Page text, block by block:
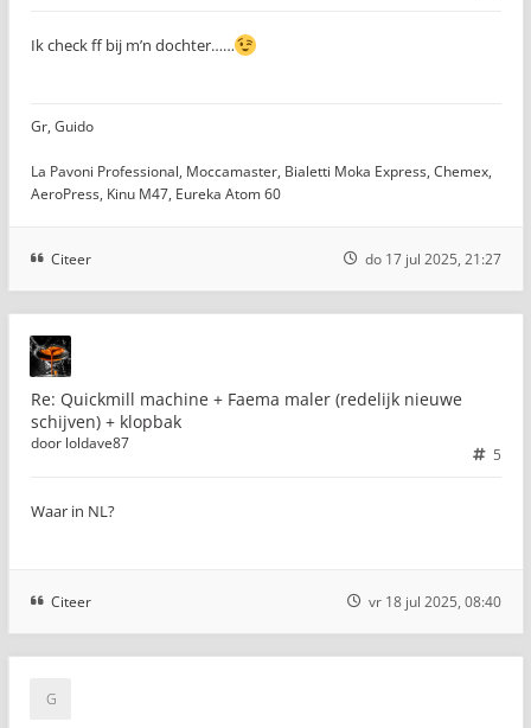
Ik check ff bij m’n dochter……
Gr, Guido
La Pavoni Professional, Moccamaster, Bialetti Moka Express, Chemex,
AeroPress, Kinu M47, Eureka Atom 60
Citeer do 17 jul 2025, 21:27
Re: Quickmill machine + Faema maler (redelijk nieuwe
schijven) + klopbak
5
door loldave87
Waar in NL?
Citeer vr 18 jul 2025, 08:40